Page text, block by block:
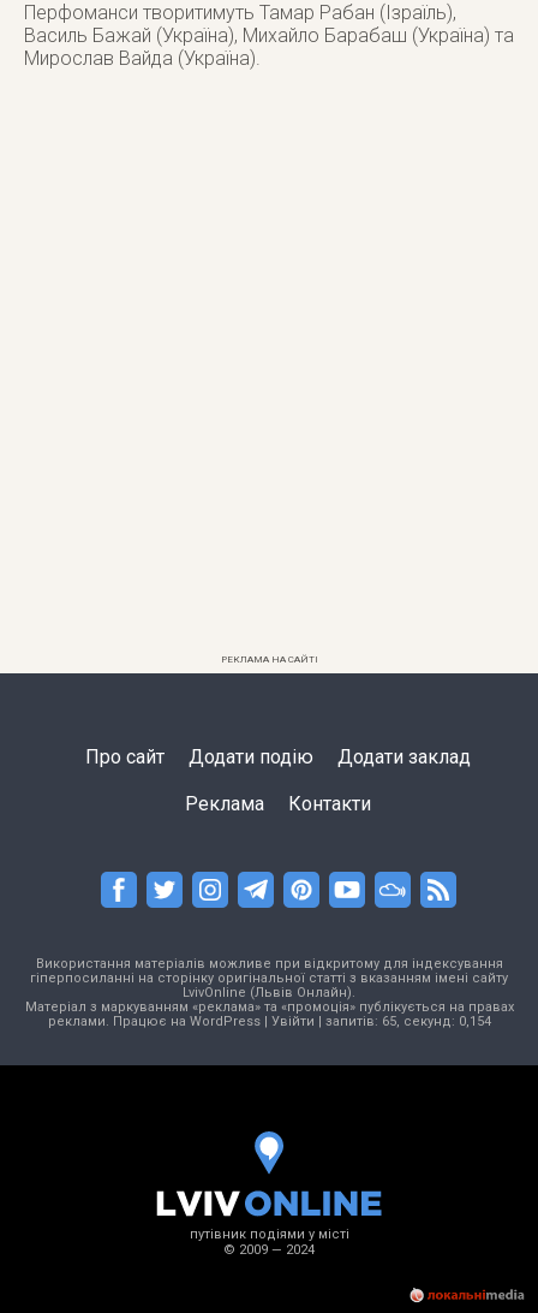
Перфоманси творитимуть Тамар Рабан (Ізраїль),
Василь Бажай (Україна), Михайло Барабаш (Україна) та
Мирослав Вайда (Україна).
РЕКЛАМА НА САЙТІ
Про сайт Додати подію Додати заклад
Реклама Контакти
Використання матеріалів можливе при відкритому для індексування
гіперпосиланні на сторінку оригінальної статті з вказанням імені сайту
LvivOnline (Львів Онлайн).
Матеріал з маркуванням «реклама» та «промоція» публікується на правах
реклами. Працює на WordPress| Увійти | запитів: 65, секунд: 0,154
путівник подіями у місті
© 2009 — 2024